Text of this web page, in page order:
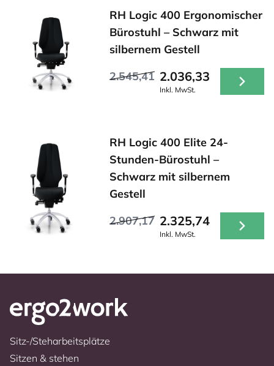
RH Logic 400 Ergonomischer
Bürostuhl – Schwarz mit
silbernem Gestell
2.545,41 2.036,33
Inkl. MwSt.
RH Logic 400 Elite 24-
Stunden-Bürostuhl –
Schwarz mit silbernem
Gestell
2.907,17 2.325,74
Inkl. MwSt.
Sitz-/Steharbeitsplätze
Sitzen & stehen